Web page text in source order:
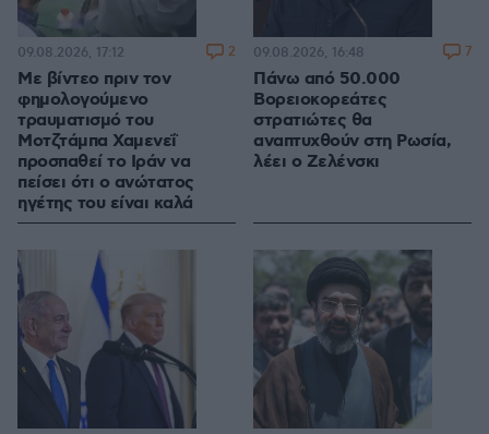
Με βίντεο πριν τον
φημολογούμενο
τραυματισμό του
Μοτζτάμπα Χαμενεΐ
προσπαθεί το Ιράν να
πείσει ότι ο ανώτατος
ηγέτης του είναι καλά
09.08.2026, 17:12 2
Πάνω από 50.000
Βορειοκορεάτες
στρατιώτες θα
αναπτυχθούν στη Ρωσία,
λέει ο Ζελένσκι
09.08.2026, 16:48 7